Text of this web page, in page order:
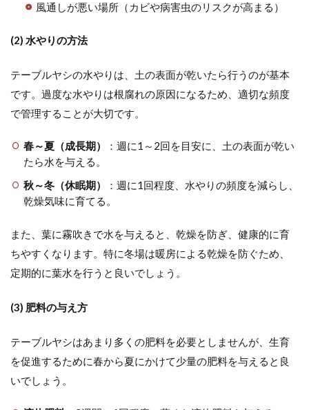
風通しが悪い場所（カビや病害虫のリスクが高まる）
(2) 水やりの方法
テーブルヤシの水やりは、土の表面が乾いたら行うのが基本
です。過度な水やりは根腐れの原因になるため、適切な頻度
で管理することが大切です。
春～夏（成長期）
：週に1～2回を目安に、土の表面が乾い
たら水を与える。
秋～冬（休眠期）
：週に1回程度、水やりの頻度を減らし、
乾燥気味に育てる。
また、葉に霧吹きで水を与えると、乾燥を防ぎ、健康的に育
ちやすくなります。特に冬場は暖房による乾燥を防ぐため、
定期的に葉水を行うと良いでしょう。
(3) 肥料の与え方
テーブルヤシはあまり多くの肥料を必要としませんが、生育
を促進するために春から夏にかけて少量の肥料を与えると良
いでしょう。